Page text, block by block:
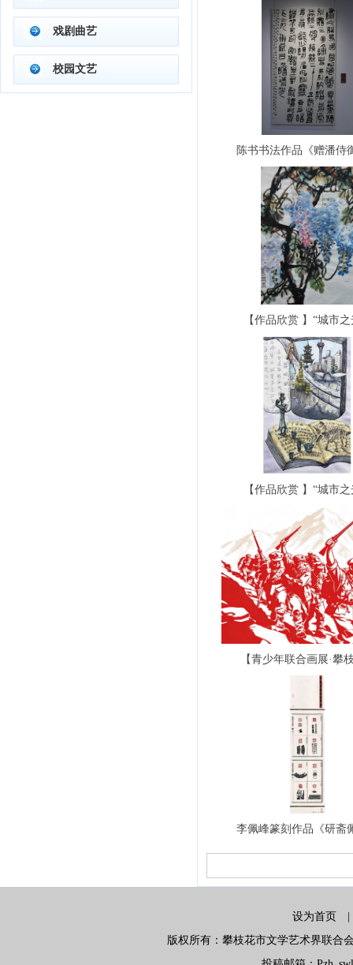
戏剧曲艺
校园文艺
陈书书法作品《赠潘侍
【作品欣赏 】“城市
【作品欣赏 】“城市
【青少年联合画展·攀
李佩峰篆刻作品《研斋
设为首页
版权所有：攀枝花市文学艺术界联合